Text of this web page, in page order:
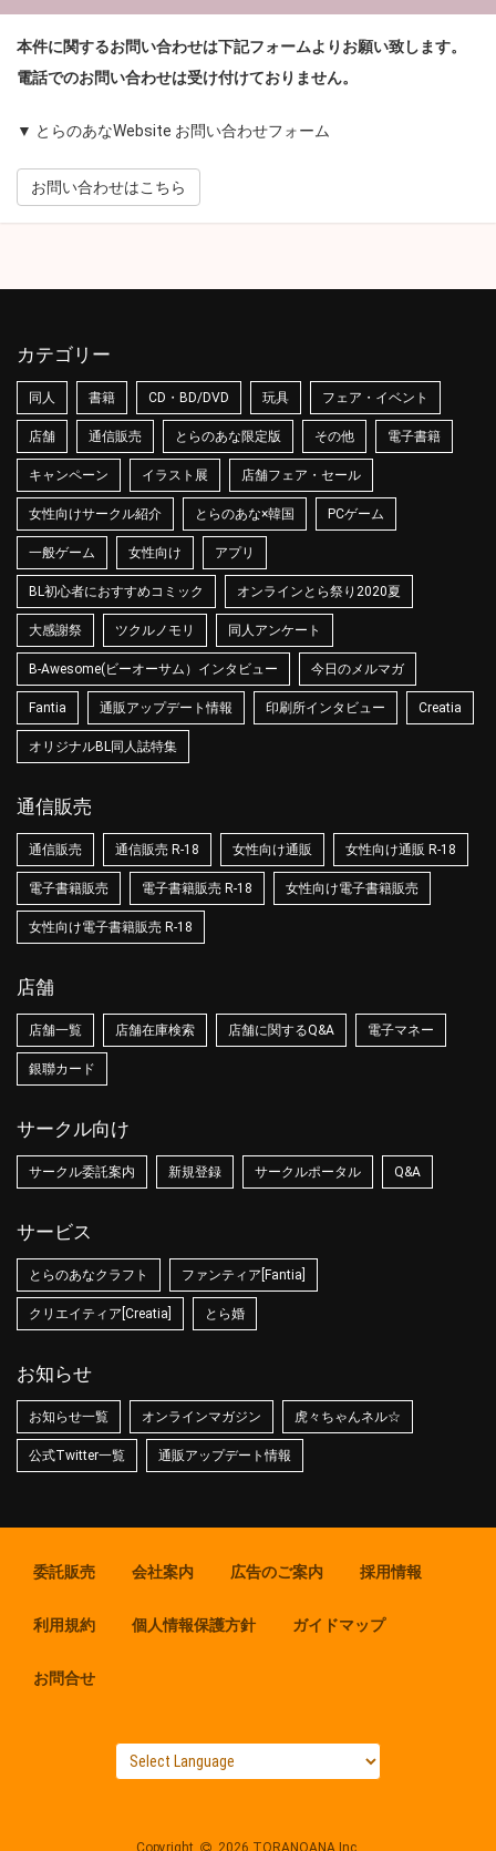
本件に関するお問い合わせは下記フォームよりお願い致します。
電話でのお問い合わせは受け付けておりません。
▼ とらのあなWebsite お問い合わせフォーム
お問い合わせはこちら
カテゴリー
同人 書籍 CD・BD/DVD 玩具 フェア・イベント
店舗 通信販売 とらのあな限定版 その他 電子書籍
キャンペーン イラスト展 店舗フェア・セール
女性向けサークル紹介 とらのあな×韓国 PCゲーム
一般ゲーム 女性向け アプリ
BL初心者におすすめコミック オンラインとら祭り2020夏
大感謝祭 ツクルノモリ 同人アンケート
B-Awesome(ビーオーサム）インタビュー 今日のメルマガ
Fantia 通販アップデート情報 印刷所インタビュー Creatia
オリジナルBL同人誌特集
通信販売
通信販売 通信販売 R-18 女性向け通販 女性向け通販 R-18
電子書籍販売 電子書籍販売 R-18 女性向け電子書籍販売
女性向け電子書籍販売 R-18
店舗
店舗一覧 店舗在庫検索 店舗に関するQ&A 電子マネー
銀聯カード
サークル向け
サークル委託案内 新規登録 サークルポータル Q&A
サービス
とらのあなクラフト ファンティア[Fantia]
クリエイティア[Creatia] とら婚
お知らせ
お知らせ一覧 オンラインマガジン 虎々ちゃんネル☆
公式Twitter一覧 通販アップデート情報
委託販売 会社案内 広告のご案内 採用情報
利用規約 個人情報保護方針 ガイドマップ
お問合せ
Copyright 2026 TORANOANA Inc.